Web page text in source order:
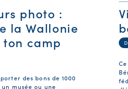
photo :
la Wallonie
camp
des bons de 1000
musée ou une